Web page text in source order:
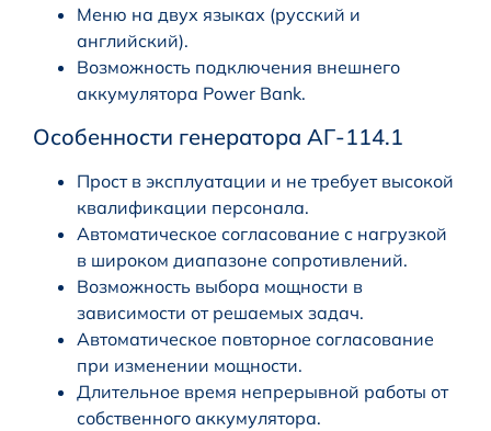
Меню на двух языках (русский и
английский).
Возможность подключения внешнего
аккумулятора Power Bank.
Особенности генератора АГ-114.1
Прост в эксплуатации и не требует высокой
квалификации персонала.
Автоматическое согласование с нагрузкой
в широком диапазоне сопротивлений.
Возможность выбора мощности в
зависимости от решаемых задач.
Автоматическое повторное согласование
при изменении мощности.
Длительное время непрерывной работы от
собственного аккумулятора.